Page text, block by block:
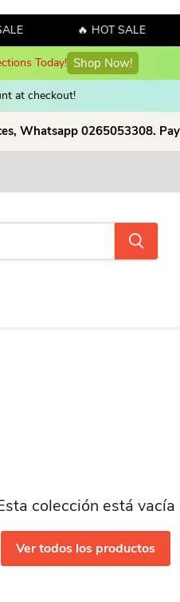
🔥 HOT SALE
Today! Shop Now!
at checkout!
Whatsapp 0265053308.
colección está vacía
Ver todos los productos